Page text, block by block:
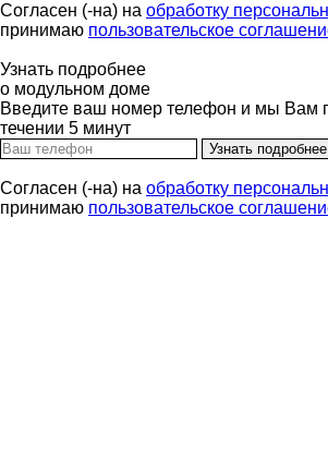
Согласен (-на) на обработку
принимаю пользовательское
Узнать подробнее
о модульном доме
Введите ваш номер телефон и мы Вам
течении 5 минут
Узнать подробнее
Согласен (-на) на обработку
принимаю пользовательское